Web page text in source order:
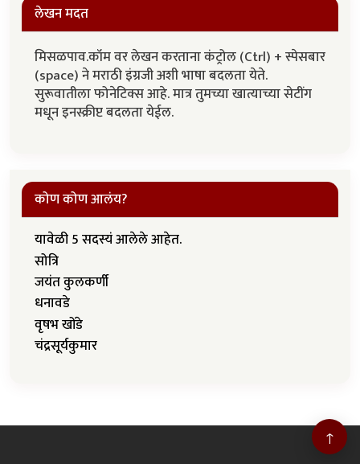
लेखन मदत
मिसळपाव.कॉम वर लेखन करताना कंट्रोल (Ctrl) + स्पेसबार
(space) ने मराठी इंग्रजी अशी भाषा बदलता येते.
सुरूवातीला फोनेटिक्स आहे. मात्र तुमच्या खात्याच्या सेटींग
मधून इनस्क्रीप्ट बदलता येईल.
कोण कोण आलंय?
यावेळी 5 सदस्यं आलेले आहेत.
सोत्रि
जयंत कुलकर्णी
धनावडे
वृषभ खोंडे
चंद्रसूर्यकुमार
↑